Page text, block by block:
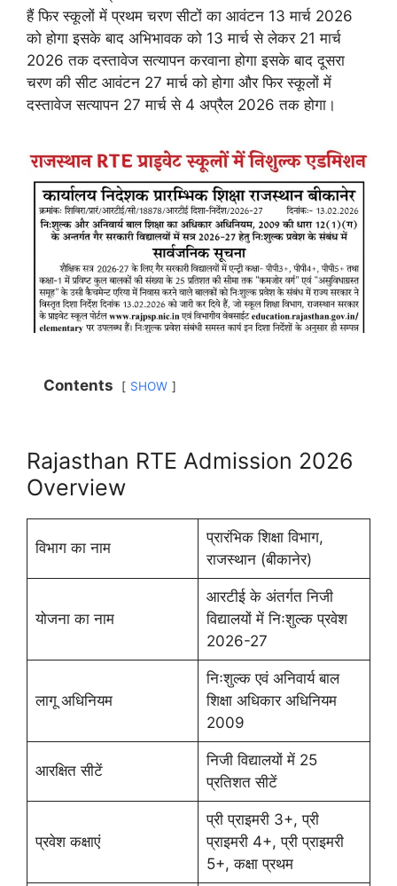
हैं फिर स्कूलों में प्रथम चरण सीटों का आवंटन 13 मार्च 2026
को होगा इसके बाद अभिभावक को 13 मार्च से लेकर 21 मार्च
2026 तक दस्तावेज सत्यापन करवाना होगा इसके बाद दूसरा
चरण की सीट आवंटन 27 मार्च को होगा और फिर स्कूलों में
दस्तावेज सत्यापन 27 मार्च से 4 अप्रैल 2026 तक होगा।
Contents SHOW
Rajasthan RTE Admission 2026
Overview
विभाग का नाम
प्रारंभिक शिक्षा विभाग,
राजस्थान (बीकानेर)
योजना का नाम
आरटीई के अंतर्गत निजी
विद्यालयों में निःशुल्क प्रवेश
2026-27
लागू अधिनियम
निःशुल्क एवं अनिवार्य बाल
शिक्षा अधिकार अधिनियम
2009
आरक्षित सीटें
निजी विद्यालयों में 25
प्रतिशत सीटें
प्रवेश कक्षाएं
प्री प्राइमरी 3+, प्री
प्राइमरी 4+, प्री प्राइमरी
5+, कक्षा प्रथम